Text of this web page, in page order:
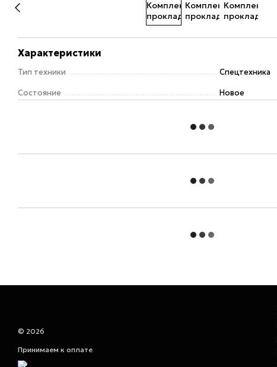
Характеристики
Тип техники Спецтехника
Состояние Новое
© 2026
Принимаем к оплате